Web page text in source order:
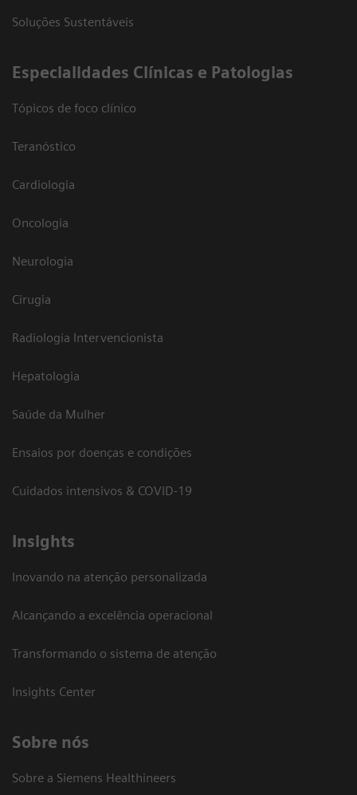
Soluções Sustentáveis
​Especialidades Clínicas e Patologias
Tópicos de foco clínico
Teranóstico
Cardiologia
Oncologia
Neurologia
Cirugia
Radiologia Intervencionista
Hepatologia
Saúde da Mulher
Ensaios por doenças e condições
Cuidados intensivos & COVID-19
Insights
Inovando na atenção personalizada
Alcançando a excelência operacional
Transformando o sistema de atenção
Insights Center
Sobre nós
Sobre a Siemens Healthineers